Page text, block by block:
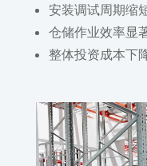
安装调试周期缩
仓储作业效率显
整体投资成本下